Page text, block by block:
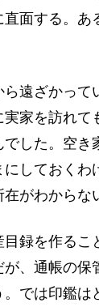
直面する。あ
ら遠ざかっ
家を訪れて
した。空き
しておくわ
がわからな
録を作るこ
、通帳の保
では印鑑は